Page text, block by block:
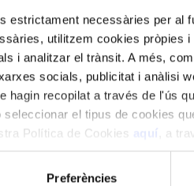
estrictament necessàries per al
utilitzem cookies pròpies
i analitzar el trànsit. A més,
socials, publicitat i anàlisi
hagin recopilat a través de l'ús
seleccionar el tipus de cookies
Política de Cookies aquí
, a
Preferències
que va tenir Pau Casals